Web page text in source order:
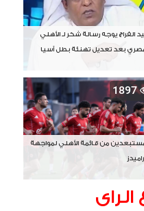
الفراج يوجه رسالة شكر لـ الأهلي
بعد تعديل تهنئة بطل آسيا
1897
من قائمة الأهلي لمواجهة